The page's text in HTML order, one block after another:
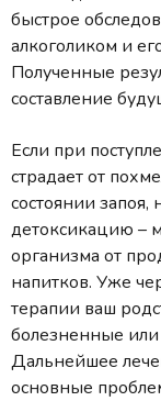
быстрое
алкоголиком и
Полученные
составление
Если при
страдает от
состоянии
детоксикацию –
организма от
напитков. Уже
терапии ваш
болезненные
Дальнейшее
основные